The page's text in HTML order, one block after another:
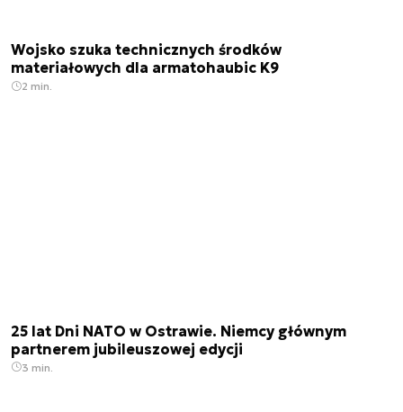
Wojsko szuka technicznych środków
materiałowych dla armatohaubic K9
2 min.
25 lat Dni NATO w Ostrawie. Niemcy głównym
partnerem jubileuszowej edycji
3 min.